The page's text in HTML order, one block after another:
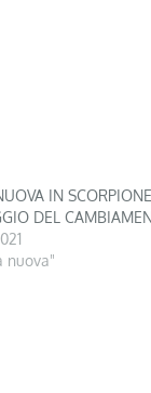
IN
DEL
nuova"